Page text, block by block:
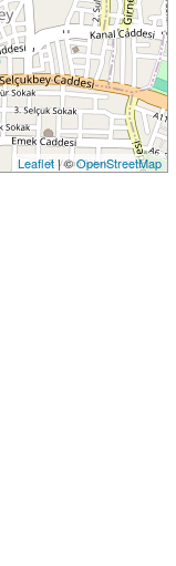
Leaflet| ©OpenStreetMap